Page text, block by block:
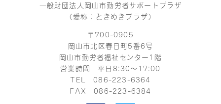
一般財団法人岡山市勤労者サポートプラザ
（愛称：ときめきプラザ）
〒700-0905
岡山市北区春日町5番6号
岡山市勤労者福祉センター1階
営業時間 平日8:30～17:00
TEL086-223-6364
FAX 086-223-6384